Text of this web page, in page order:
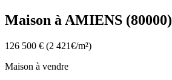
Maison à AMIENS (80000)
126 500 € (2 421€/m²)
Maison à vendre